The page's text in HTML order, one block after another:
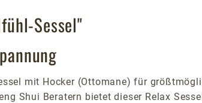
Sessel"
mit Hocker (Ottomane) für
Shui Beratern bietet dieser Relax